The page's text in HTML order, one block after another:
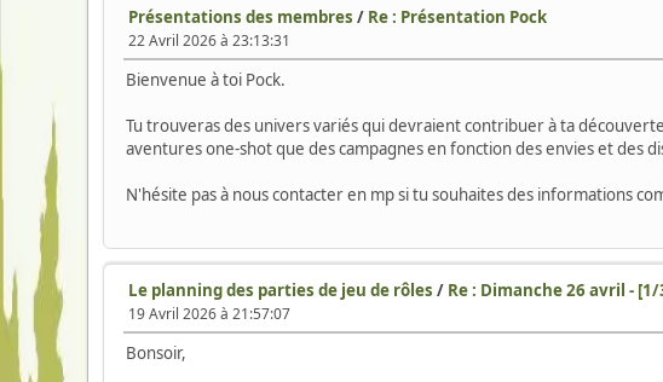
Présentations des membres / Re : Présentation Pock
22 Avril 2026 à 23:13:31
Bienvenue à toi Pock.
Tu trouveras des univers variés qui devraient contribuer à ta
aventures one-shot que des campagnes en fonction des envies et des
N'hésite pas à nous contacter en mp si tu souhaites des informations
Le planning des parties de jeu de rôles / Re : Dimanche 26 avril -
19 Avril 2026 à 21:57:07
Bonsoir,